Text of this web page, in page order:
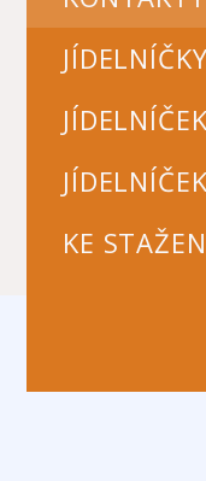
JÍDELNÍČKY
KE